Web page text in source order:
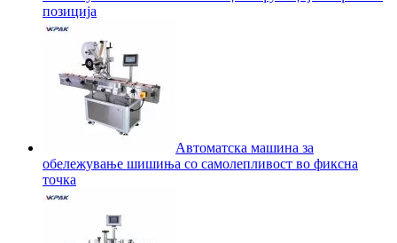
позиција
Автоматска машина за
обележување шишиња со самолепливост во фиксна
точка